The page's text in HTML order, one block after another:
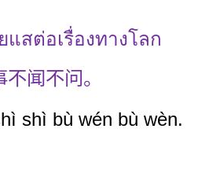
แสต่อเรื่องทางโลก
闻不问。
shì bù wén bù wèn.